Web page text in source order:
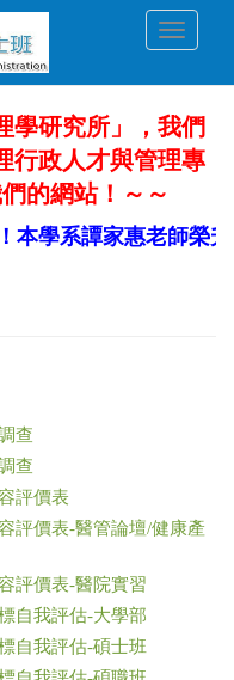
Toggle
學研究所」，我們
行政人才與管理專
的網站！～～
本學系譚家惠老師榮升
查
查
評價表
評價表-醫管論壇/健康產
評價表-醫院實習
自我評估-大學部
自我評估-碩士班